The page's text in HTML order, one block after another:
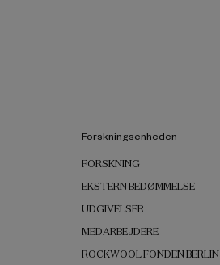
Forskningsenheden
FORSKNING
EKSTERN BEDØMMELSE
UDGIVELSER
MEDARBEJDERE
ROCKWOOL FONDEN BERLIN